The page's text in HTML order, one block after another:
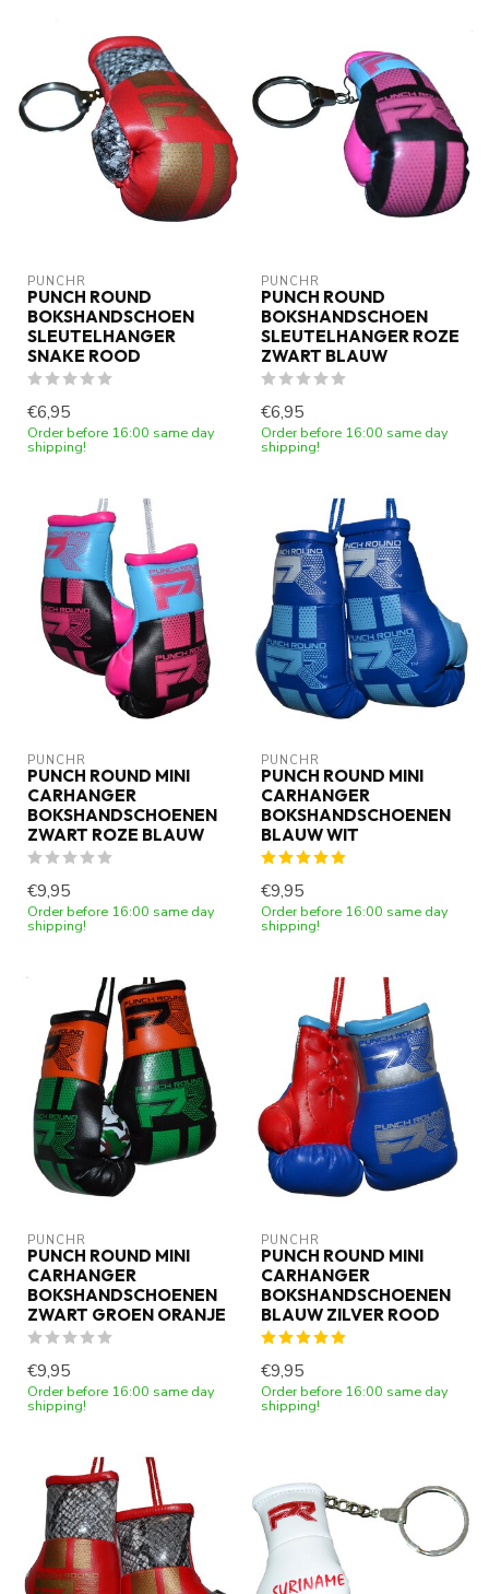
PUNCHR
PUNCH ROUND
BOKSHANDSCHOEN
SLEUTELHANGER
SNAKE ROOD
€6,95
Order before 16:00 same day
shipping!
PUNCHR
PUNCH ROUND
BOKSHANDSCHOEN
SLEUTELHANGER ROZE
ZWART BLAUW
€6,95
Order before 16:00 same day
shipping!
PUNCHR
PUNCH ROUND MINI
CARHANGER
BOKSHANDSCHOENEN
ZWART ROZE BLAUW
€9,95
Order before 16:00 same day
shipping!
PUNCHR
PUNCH ROUND MINI
CARHANGER
BOKSHANDSCHOENEN
BLAUW WIT
€9,95
Order before 16:00 same day
shipping!
PUNCHR
PUNCH ROUND MINI
CARHANGER
BOKSHANDSCHOENEN
ZWART GROEN ORANJE
€9,95
Order before 16:00 same day
shipping!
PUNCHR
PUNCH ROUND MINI
CARHANGER
BOKSHANDSCHOENEN
BLAUW ZILVER ROOD
€9,95
Order before 16:00 same day
shipping!